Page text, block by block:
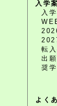
入学
入
転
出
奨
よく